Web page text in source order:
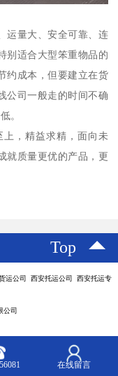
运量大、安全可靠、连
别适合大型笨重物品的
约成本，但要建立在货
公司一般走的时间不确
。
，精益求精，面向未
就质量更优的产品，更
Top
运公司 西安托运公司 西安托运专
公司
在线留言